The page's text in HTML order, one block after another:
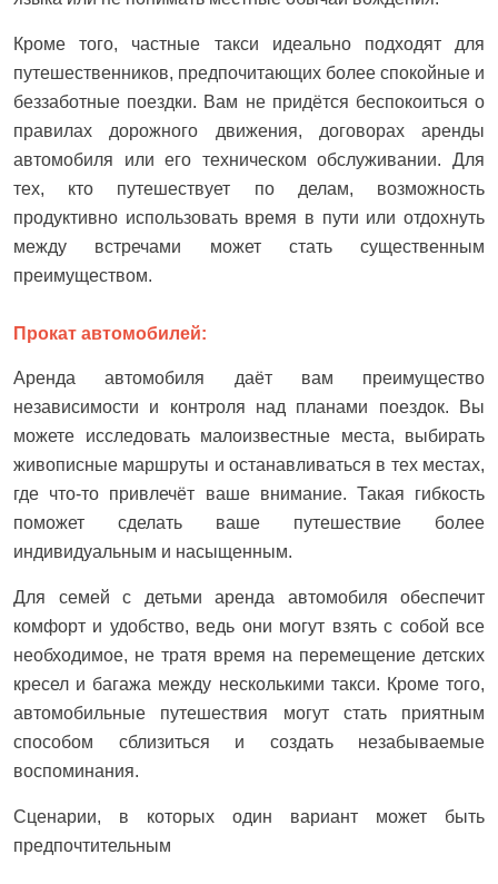
Кроме того, частные такси идеально подходят для
путешественников, предпочитающих более спокойные и
беззаботные поездки. Вам не придётся беспокоиться о
правилах дорожного движения, договорах аренды
автомобиля или его техническом обслуживании. Для
тех, кто путешествует по делам, возможность
продуктивно использовать время в пути или отдохнуть
между встречами может стать существенным
преимуществом.
Прокат автомобилей:
Аренда автомобиля даёт вам преимущество
независимости и контроля над планами поездок. Вы
можете исследовать малоизвестные места, выбирать
живописные маршруты и останавливаться в тех местах,
где что-то привлечёт ваше внимание. Такая гибкость
поможет сделать ваше путешествие более
индивидуальным и насыщенным.
Для семей с детьми аренда автомобиля обеспечит
комфорт и удобство, ведь они могут взять с собой все
необходимое, не тратя время на перемещение детских
кресел и багажа между несколькими такси. Кроме того,
автомобильные путешествия могут стать приятным
способом сблизиться и создать незабываемые
воспоминания.
Сценарии, в которых один вариант может быть
предпочтительным